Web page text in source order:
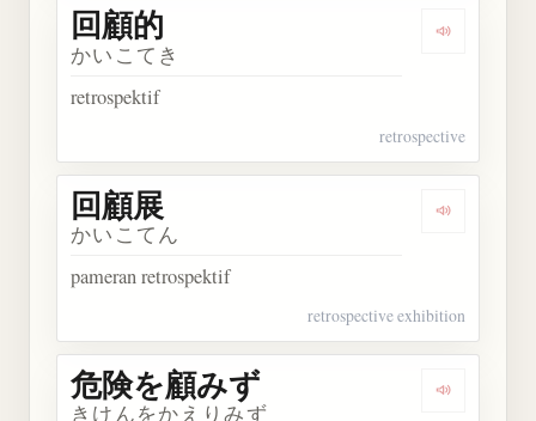
Dengarkan
回顧的
かいこてき
retrospektif
retrospective
Dengarkan
回顧展
かいこてん
pameran retrospektif
retrospective exhibition
Dengarkan
危険を顧みず
きけんをかえりみず